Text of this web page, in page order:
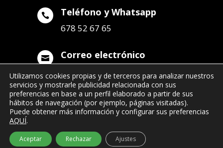
 Teléfono y Whatsapp
678 52 67 65
 Correo electrónico
info@remolqueszabala.com
- info@remolqueszabala.com
Utilizamos cookies propias y de terceros para analizar nuestros
servicios y mostrarle publicidad relacionada con sus
preferencias en base a un perfil elaborado a partir de sus
hábitos de navegación (por ejemplo, páginas visitadas).
Puede obtener más información y configurar sus preferencias
AQUÍ.
Aceptar Rechazar Ajustes